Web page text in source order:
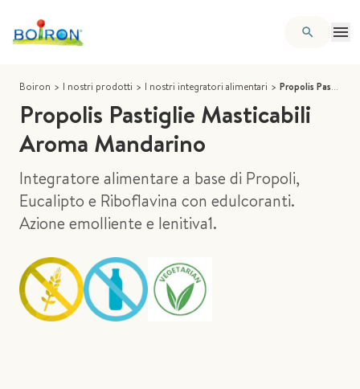
Boiron > I nostri prodotti > I nostri integratori alimentari > Propolis Pastiglie Masticabili Aroma Mandarino
Propolis Pastiglie Masticabili
Aroma Mandarino
Integratore alimentare a base di Propoli,
Eucalipto e Riboflavina con edulcoranti.
Azione emolliente e lenitiva1.